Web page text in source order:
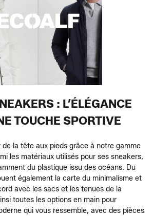
: L’ÉLÉGANCE
TOUCHE SPORTIVE
la tête aux pieds grâce à notre gamme
les matériaux utilisés pour ses sneakers,
du plastique issu des océans. Du
également la carte du minimalisme et
avec les sacs et les tenues de la
toutes les options en main pour
qui vous ressemble, avec des pièces